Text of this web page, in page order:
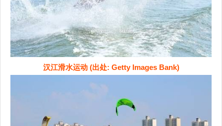
汉江滑水运动 (出处: Getty Images Bank)